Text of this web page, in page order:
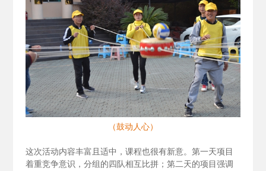
（鼓动人心）
这次活动内容丰富且适中，课程也很有新意。第一天项目
着重竞争意识，分组的四队相互比拼；第二天的项目强调